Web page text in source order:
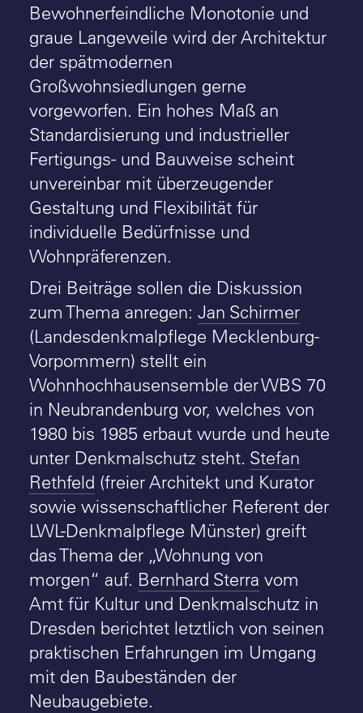
Bewohnerfeindliche Monotonie und
graue Langeweile wird der Architektur
der spätmodernen
Großwohnsiedlungen gerne
vorgeworfen. Ein hohes Maß an
Standardisierung und industrieller
Fertigungs- und Bauweise scheint
unvereinbar mit überzeugender
Gestaltung und Flexibilität für
individuelle Bedürfnisse und
Wohnpräferenzen.
Drei Beiträge sollen die Diskussion
zum Thema anregen: Jan Schirmer
(Landesdenkmalpflege Mecklenburg-
Vorpommern) stellt ein
Wohnhochhausensemble der WBS 70
in Neubrandenburg vor, welches von
1980 bis 1985 erbaut wurde und heute
unter Denkmalschutz steht. Stefan
Rethfeld (freier Architekt und Kurator
sowie wissenschaftlicher Referent der
LWL-Denkmalpflege Münster) greift
das Thema der „Wohnung von
morgen“ auf. Bernhard Sterra vom
Amt für Kultur und Denkmalschutz in
Dresden berichtet letztlich von seinen
praktischen Erfahrungen im Umgang
mit den Baubeständen der
Neubaugebiete.